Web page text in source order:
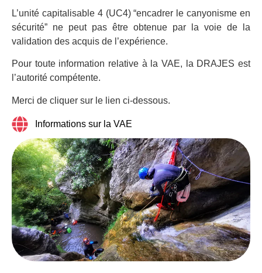
L’unité capitalisable 4 (UC4) “encadrer le canyonisme en
sécurité” ne peut pas être obtenue par la voie de la
validation des acquis de l’expérience.
Pour toute information relative à la VAE, la DRAJES est
l’autorité compétente.
Merci de cliquer sur le lien ci-dessous.
Informations sur la VAE